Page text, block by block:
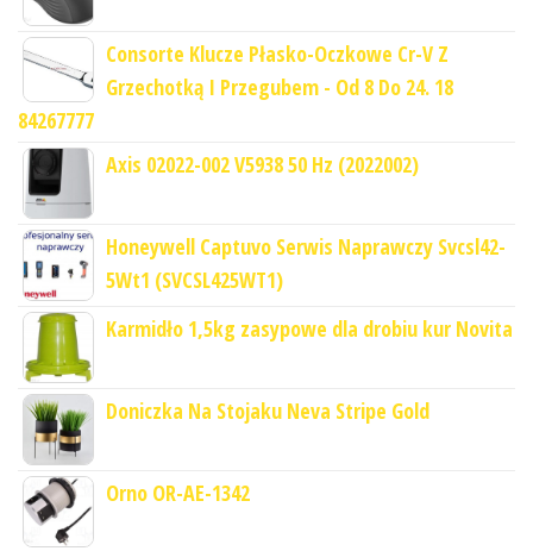
Consorte Klucze Płasko-Oczkowe Cr-V Z
Grzechotką I Przegubem - Od 8 Do 24. 18
84267777
Axis 02022-002 V5938 50 Hz (2022002)
Honeywell Captuvo Serwis Naprawczy Svcsl42-
5Wt1 (SVCSL425WT1)
Karmidło 1,5kg zasypowe dla drobiu kur Novita
Doniczka Na Stojaku Neva Stripe Gold
Orno OR-AE-1342